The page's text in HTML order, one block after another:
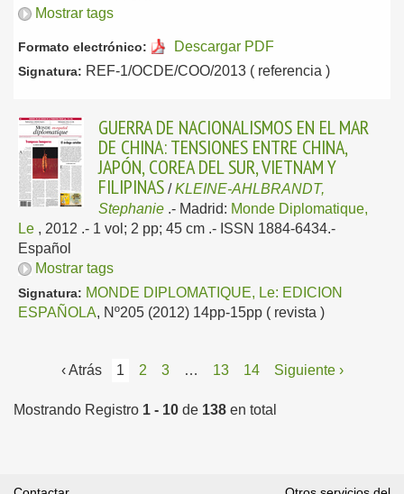
Mostrar tags
Formato electrónico: Descargar PDF
Signatura: REF-1/OCDE/COO/2013 ( referencia )
GUERRA DE NACIONALISMOS EN EL MAR
DE CHINA: TENSIONES ENTRE CHINA,
JAPÓN, COREA DEL SUR, VIETNAM Y
FILIPINAS /KLEINE-AHLBRANDT,
Stephanie .- Madrid: Monde Diplomatique,
Le , 2012 .- 1 vol; 2 pp; 45 cm .- ISSN 1884-6434.-
Español
Mostrar tags
Signatura: MONDE DIPLOMATIQUE, Le: EDICION
ESPAÑOLA, Nº205 (2012) 14pp-15pp ( revista )
‹ Atrás 1 2 3 … 13 14 Siguiente ›
Mostrando Registro 1 - 10 de 138 en total